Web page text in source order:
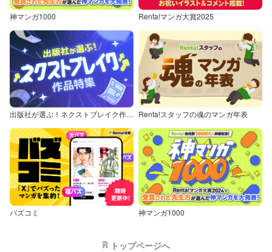
神マンガ1000 Renta!マンガ大賞2025
出版社が選ぶ！ネクストブレイク作品特集 Renta!スタッフの魂のマンガ年表
バズコミ 神マンガ1000
トップページへ